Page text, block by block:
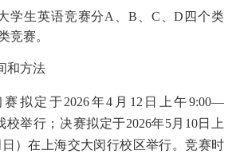
学生英语竞赛分A、B、C、D四个类
竞赛。
和方法
赛拟定于2026年4月12日上午9:00—
校举行；决赛拟定于2026年5月10日上
）在上海交大闵行校区举行。竞赛时